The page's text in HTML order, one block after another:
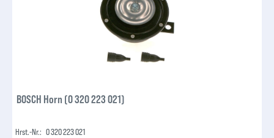
BOSCH Horn (0 320 223 021)
Hrst.-Nr.: 0 320 223 021